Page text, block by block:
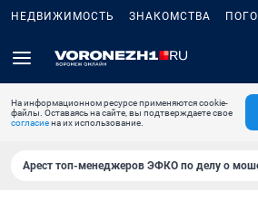
НЕДВИЖИМОСТЬ ЗНАКОМСТВА
На информационном ресурсе применяются cookie-
файлы. Оставаясь на сайте, вы подтверждаете свое
согласиена их использование.
Арест топ-менеджеров ЭФКО по делу о